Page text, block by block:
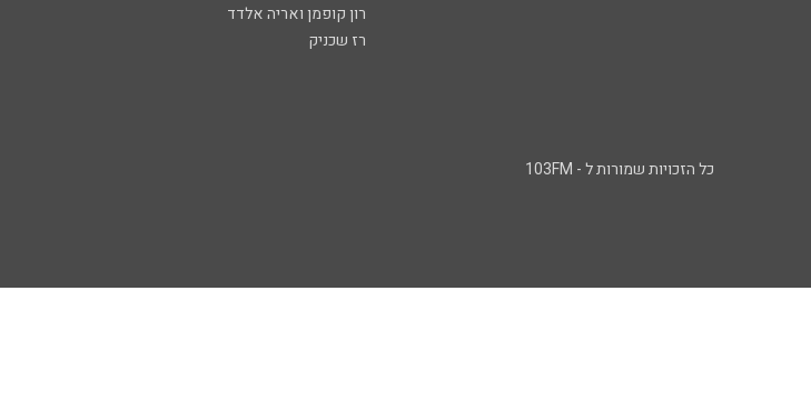
רון קופמן ואריה אלדד
רז שכניק
כל הזכויות שמורות ל - 103FM